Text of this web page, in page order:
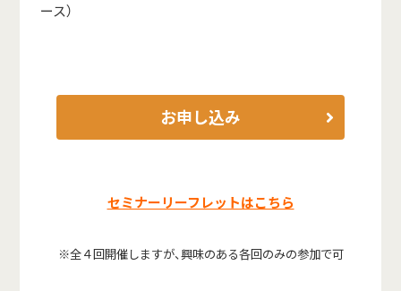
ース）
お申し込み
セミナーリーフレットはこちら
※全４回開催しますが、興味のある各回のみの参加で可